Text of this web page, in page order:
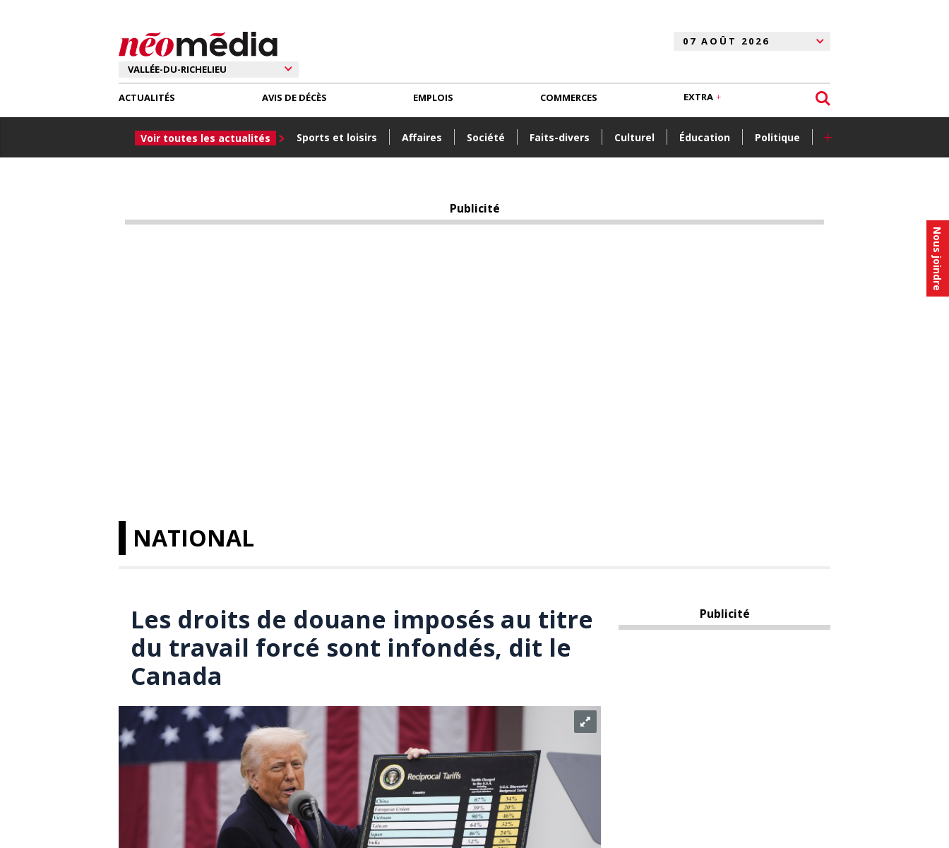
Nous joindre
ACTUALITÉS
Voir toutes les actualités Sports et loisirs Affaires Société Faits-divers Culturel Éducation Politique +
AVIS DE DÉCÈS EMPLOIS COMMERCES EXTRA
Publicité
NATIONAL
Les droits de douane imposés au titre
du travail forcé sont infondés, dit le
Canada
Publicité